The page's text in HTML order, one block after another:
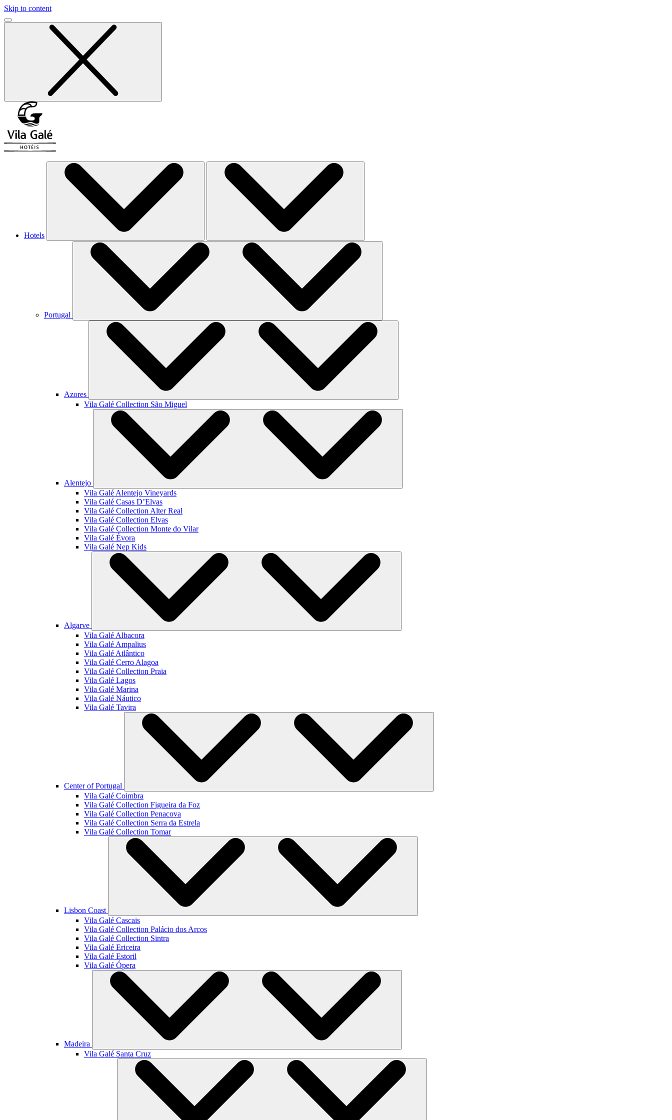
Skip to content
Hotels
Portugal
Azores
Vila Galé Collection São Miguel
Alentejo
Vila Galé Alentejo Vineyards
Vila Galé Casas D’Elvas
Vila Galé Collection Alter Real
Vila Galé Collection Elvas
Vila Galé Collection Monte do Vilar
Vila Galé Évora
Vila Galé Nep Kids
Algarve
Vila Galé Albacora
Vila Galé Ampalius
Vila Galé Atlântico
Vila Galé Cerro Alagoa
Vila Galé Collection Praia
Vila Galé Lagos
Vila Galé Marina
Vila Galé Náutico
Vila Galé Tavira
Center of Portugal
Vila Galé Coimbra
Vila Galé Collection Figueira da Foz
Vila Galé Collection Penacova
Vila Galé Collection Serra da Estrela
Vila Galé Collection Tomar
Lisbon Coast
Vila Galé Cascais
Vila Galé Collection Palácio dos Arcos
Vila Galé Collection Sintra
Vila Galé Ericeira
Vila Galé Estoril
Vila Galé Ópera
Madeira
Vila Galé Santa Cruz